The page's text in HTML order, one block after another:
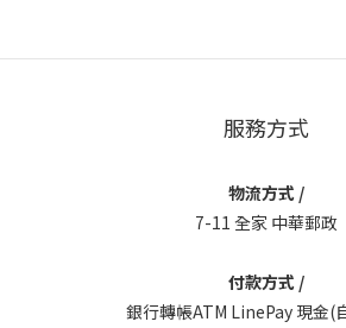
服務方式
物流方式 /
7-11 全家 中華郵政
付款方式 /
銀行轉帳ATM LinePay 現金(